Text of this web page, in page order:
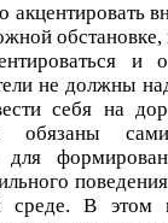
акцентировать
и
не должны
себя на
для
среде. В этом